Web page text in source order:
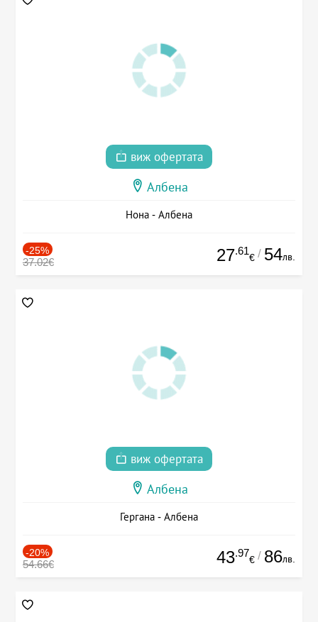
виж офертата
Албена
Нона - Албена
-25%
37.02€ 27.61
€ / 54лв.
виж офертата
Албена
Гергана - Албена
-20%
54.66€ 43.97
€ / 86лв.